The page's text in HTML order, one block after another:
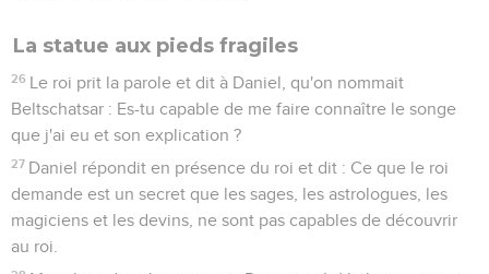
La statue aux pieds fragiles
26 Le roi prit la parole et dit à Daniel, qu'on nommait
Beltschatsar : Es-tu capable de me faire connaître le songe
que j'ai eu et son explication ?
27 Daniel répondit en présence du roi et dit : Ce que le roi
demande est un secret que les sages, les astrologues, les
magiciens et les devins, ne sont pas capables de découvrir
au roi.